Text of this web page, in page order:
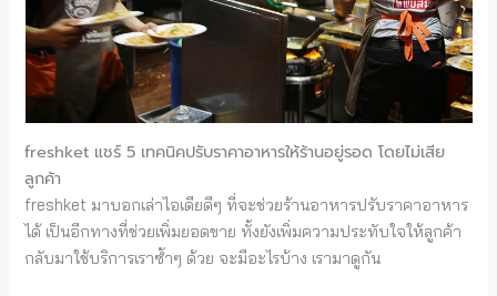
freshket แชร์ 5 เทคนิคปรับราคาอาหารให้ร้านอยู่รอด โดยไม่เสีย
ลูกค้า
freshket มาบอกเล่าไอเดียดีๆ ที่จะช่วยร้านอาหารปรับราคาอาหาร
ได้ เป็นอีกทางที่ช่วยเพิ่มยอดขาย ทั้งยังเพิ่มความประทับใจให้ลูกค้า
กลับมาใช้บริการเราซ้ำๆ ด้วย จะมีอะไรบ้าง เรามาดูกัน